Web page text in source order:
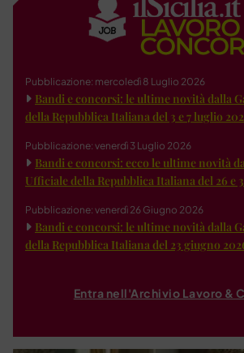
Pubblicazione: mercoledì 8 Luglio 2026
Bandi e concorsi: le ultime novità dalla
della Repubblica Italiana del 3 e 7 luglio
Pubblicazione: venerdì 3 Luglio 2026
Bandi e concorsi: ecco le ultime novità
Ufficiale della Repubblica Italiana del 26 e
Pubblicazione: venerdì 26 Giugno 2026
Bandi e concorsi: le ultime novità dalla
della Repubblica Italiana del 23 giugno
Entra nell'Archivio Lavoro &